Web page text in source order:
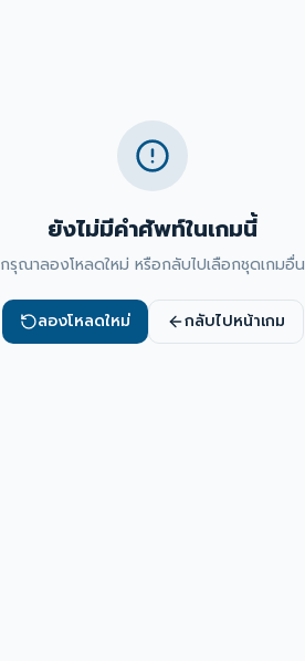
ยังไม่มีคำศัพท์ในเกมนี้
กรุณาลองโหลดใหม่ หรือกลับไปเลือกชุดเกมอื่น
ลองโหลดใหม่ กลับไปหน้าเกม